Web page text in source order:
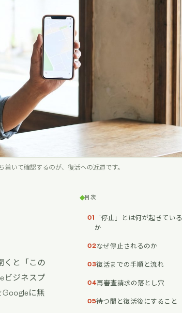
いて確認するのが、復活への近道です。
くと「この
ビジネスプ
に無
目次
01 「停止」とは何が起きている
か
02なぜ停止されるのか
03復活までの手順と流れ
04再審査請求の落とし穴
05待つ間と復活後にすること